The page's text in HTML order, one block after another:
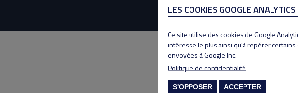
LES COOKIES GOOGLE ANALYTICS
Ce site utilise des cookies de Google
intéresse le plus ainsi qu'à repérer
envoyées à Google Inc.
Politique de confidentialité
S'OPPOSER ACCEPTER